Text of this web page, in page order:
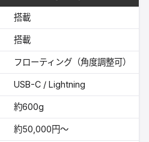
搭載
搭載
フローティング（角度調整可）
USB-C / Lightning
約600g
約50,000円〜